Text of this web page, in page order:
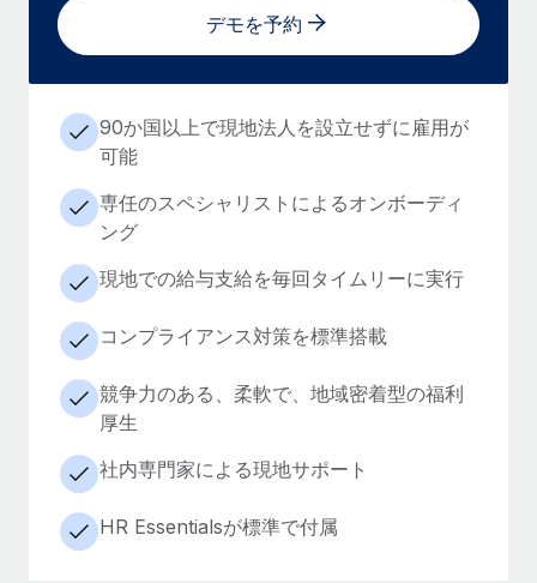
デモを予約
90か国以上で現地法人を設立せずに雇用が
可能
専任のスペシャリストによるオンボーディ
ング
現地での給与支給を毎回タイムリーに実行
コンプライアンス対策を標準搭載
競争力のある、柔軟で、地域密着型の福利
厚生
社内専門家による現地サポート
HR Essentialsが標準で付属